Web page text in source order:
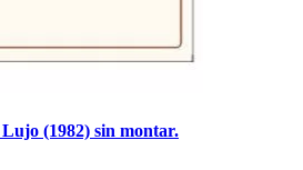
(1982) sin montar.